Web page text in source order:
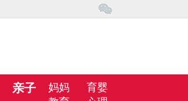
亲子 妈妈
育婴